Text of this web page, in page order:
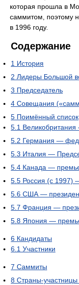
которая прошла в
саммитом, поэтому
в 1996 году.
Содержание
1 История
2 Лидеры Большой
3 Председатель
4 Совещания
5 Поимённый список
5.1
5.2 Германия —
5.3 Италия —
5.4 Канада —
5.5 Россия (с 1997)
5.6 США —
5.7 Франция —
5.8 Япония —
6 Кандидаты
6.1 Участники
7 Саммиты
8 Страны-